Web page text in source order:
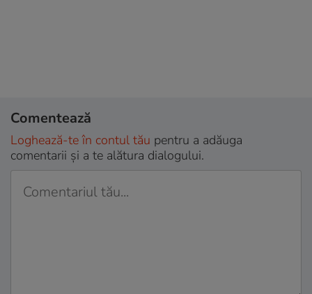
Comentează
Loghează-te în contul tău pentru a adăuga
comentarii și a te alătura dialogului.